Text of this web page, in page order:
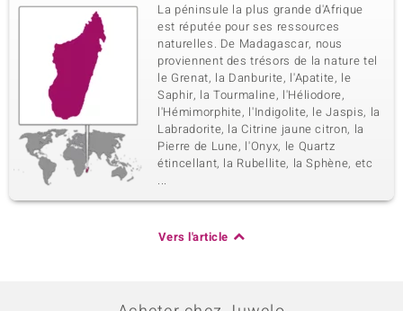
La péninsule la plus grande d'Afrique
est réputée pour ses ressources
naturelles. De Madagascar, nous
proviennent des trésors de la nature tel
le Grenat, la Danburite, l'Apatite, le
Saphir, la Tourmaline, l'Héliodore,
l'Hémimorphite, l'Indigolite, le Jaspis, la
Labradorite, la Citrine jaune citron, la
Pierre de Lune, l'Onyx, le Quartz
étincellant, la Rubellite, la Sphène, etc
...
Vers l'article